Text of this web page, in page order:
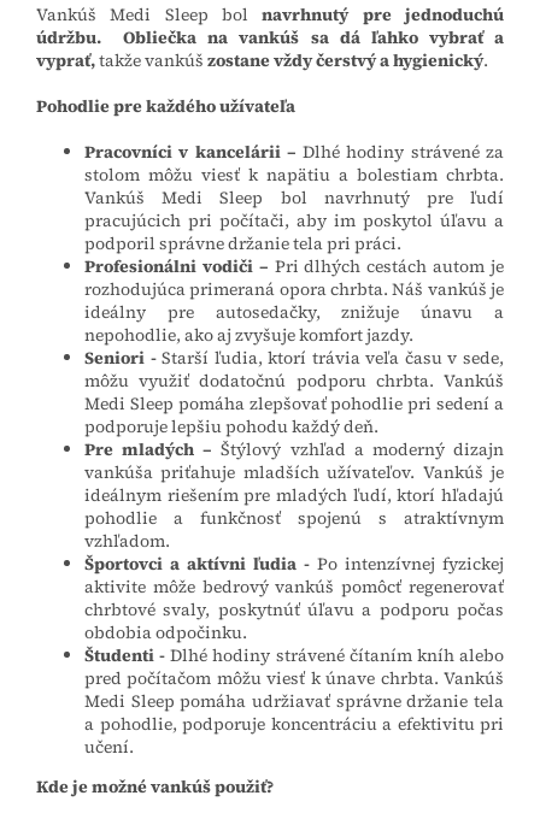
Vankúš Medi Sleep bolnavrhnutý pre jednoduchú
údržbu.
Obliečka na vankúš sa dá ľahko vybrať a
vyprať,takže vankúš zostane vždy čerstvý a hygienický.
Pohodlie pre každého užívateľa
Pracovníci v kancelárii – Dlhé hodiny strávené za
stolom môžu viesť k napätiu a bolestiam chrbta.
Vankúš Medi Sleep bol navrhnutý pre ľudí
pracujúcich pri počítači, aby im poskytol úľavu a
podporil správne držanie tela pri práci.
Profesionálni vodiči – Pri dlhých cestách autom je
rozhodujúca primeraná opora chrbta. Náš vankúš je
ideálny pre autosedačky, znižuje únavu a
nepohodlie, ako aj zvyšuje komfort jazdy.
Seniori - Starší ľudia, ktorí trávia veľa času v sede,
môžu využiť dodatočnú podporu chrbta. Vankúš
Medi Sleep pomáha zlepšovať pohodlie pri sedení a
podporuje lepšiu pohodu každý deň.
Pre mladých – Štýlový vzhľad a moderný dizajn
vankúša priťahuje mladších užívateľov. Vankúš je
ideálnym riešením pre mladých ľudí, ktorí hľadajú
pohodlie a funkčnosť spojenú s atraktívnym
vzhľadom.
Športovci a aktívni ľudia - Po intenzívnej fyzickej
aktivite môže bedrový vankúš pomôcť regenerovať
chrbtové svaly, poskytnúť úľavu a podporu počas
obdobia odpočinku.
Študenti - Dlhé hodiny strávené čítaním kníh alebo
pred počítačom môžu viesť k únave chrbta. Vankúš
Medi Sleep pomáha udržiavať správne držanie tela
a pohodlie, podporuje koncentráciu a efektivitu pri
učení.
Kde je možné vankúš použiť?